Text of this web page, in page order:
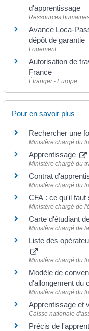
d'apprentissage
Ressources humaines
Avance Loca-
dépôt de garantie
Logement
Autorisation de
France
Étranger - Europe
Pour en savoir plus
Rechercher une
Ministère chargé du
Apprentissage
Ministère chargé du
Contrat
Ministère chargé du
CFA : ce qu'il faut
Ministère chargé de
Carte d'étudiant
Ministère chargé de
Liste des
Ministère chargé du
Modèle de
d'allongement du
Ministère chargé du
Apprentissage et
Caisse nationale
Précis de